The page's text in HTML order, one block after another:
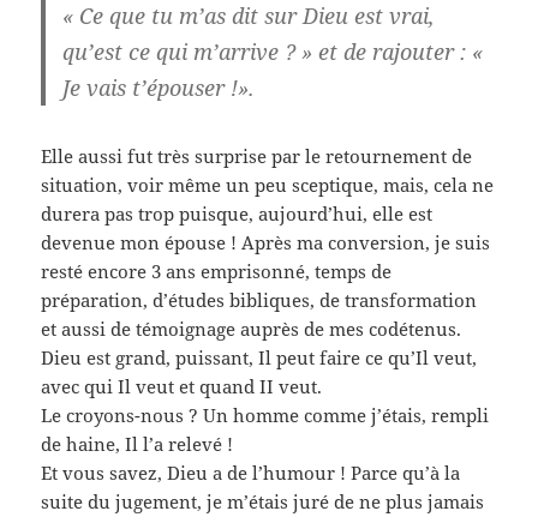
« Ce que tu m’as dit sur Dieu est vrai,
qu’est ce qui m’arrive ? » et de rajouter : «
Je vais t’épouser !».
Elle aussi fut très surprise par le retournement de
situation, voir même un peu sceptique, mais, cela ne
durera pas trop puisque, aujourd’hui, elle est
devenue mon épouse ! Après ma conversion, je suis
resté encore 3 ans emprisonné, temps de
préparation, d’études bibliques, de transformation
et aussi de témoignage auprès de mes codétenus.
Dieu est grand, puissant, Il peut faire ce qu’Il veut,
avec qui Il veut et quand II veut.
Le croyons-nous ? Un homme comme j’étais, rempli
de haine, Il l’a relevé !
Et vous savez, Dieu a de l’humour ! Parce qu’à la
suite du jugement, je m’étais juré de ne plus jamais